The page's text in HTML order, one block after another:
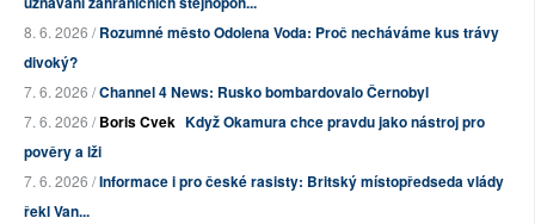
8. 6. 2026 /Rozumné město Odolena Voda: Proč necháváme kus trávy
divoký?
7. 6. 2026 /Channel 4 News: Rusko bombardovalo Černobyl
7. 6. 2026 /Boris Cvek Když Okamura chce pravdu jako nástroj pro
pověry a lži
7. 6. 2026 /Informace i pro české rasisty: Britský místopředseda vlády
řekl Van...